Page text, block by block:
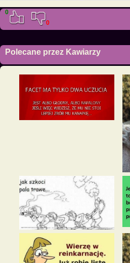
0
0
Polecane przez Kawiarzy